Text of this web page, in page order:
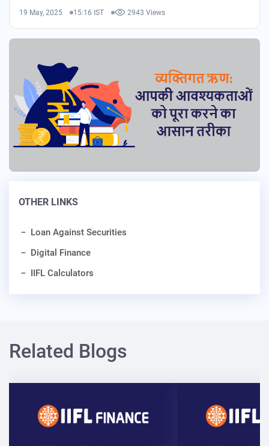
19 May, 2025 15:16 IST 2943 Views
OTHER LINKS
Loan Against Securities
Digital Finance
IIFL Calculators
Related Blogs